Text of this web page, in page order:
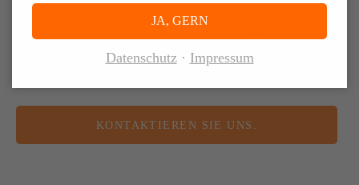
wie wir Ihnen bei der Bewältigung saisonaler
Herausforderungen und der Optimierung Ihrer Filialdistribution
helfen können, zögern Sie nicht, uns zu kontaktieren. Unser
KONTAKTIEREN SIE UNS.
JA, GERN
Datenschutz Impressum